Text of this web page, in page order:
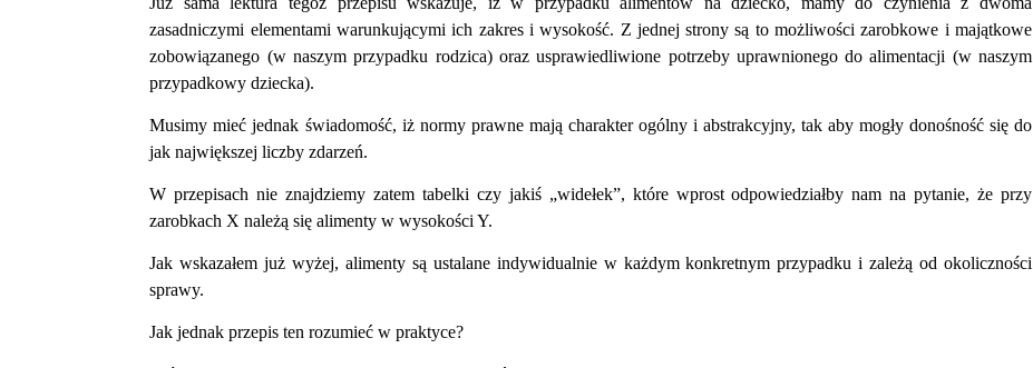
zasadniczymi elementami warunkującymi ich zakres i wysokość. Z jednej strony są to możliwości zarobkowe i majątkowe
zobowiązanego (w naszym przypadku rodzica) oraz usprawiedliwione potrzeby uprawnionego do alimentacji (w naszym
przypadkowy dziecka).
Musimy mieć jednak świadomość, iż normy prawne mają charakter ogólny i abstrakcyjny, tak aby mogły donośność się do
jak największej liczby zdarzeń.
W przepisach nie znajdziemy zatem tabelki czy jakiś „widełek”, które wprost odpowiedziałby nam na pytanie, że przy
zarobkach X należą się alimenty w wysokości Y.
Jak wskazałem już wyżej, alimenty są ustalane indywidualnie w każdym konkretnym przypadku i zależą od okoliczności
sprawy.
Jak jednak przepis ten rozumieć w praktyce?